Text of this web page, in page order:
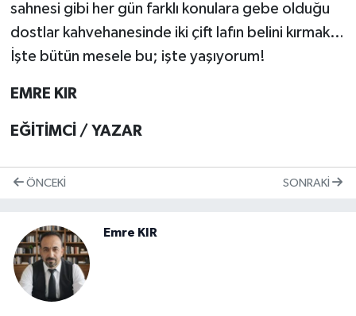
sahnesi gibi her gün farklı konulara gebe olduğu
dostlar kahvehanesinde iki çift lafın belini kırmak…
İşte bütün mesele bu; işte yaşıyorum!
EMRE KIR
EĞİTİMCİ / YAZAR
ÖNCEKI SONRAKI
Emre KIR